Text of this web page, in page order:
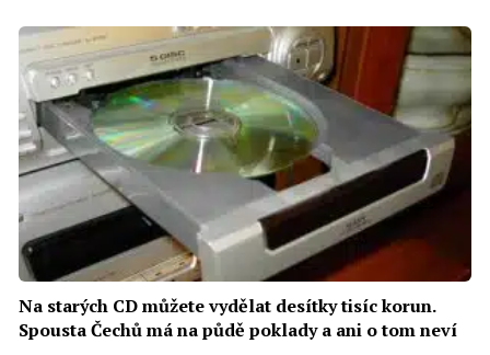
Na starých CD můžete vydělat desítky tisíc korun.
Spousta Čechů má na půdě poklady a ani o tom neví